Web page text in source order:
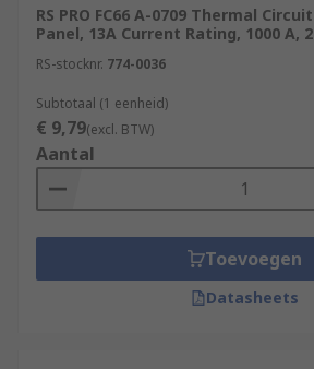
RS PRO FC66 A-0709 Thermal
Panel, 13A Current Rating, 1000 A,
RS-stocknr. 774-0036
Subtotaal (1 eenheid)
€ 9,79(excl. BTW)
Aantal
Toevoegen
Datasheets